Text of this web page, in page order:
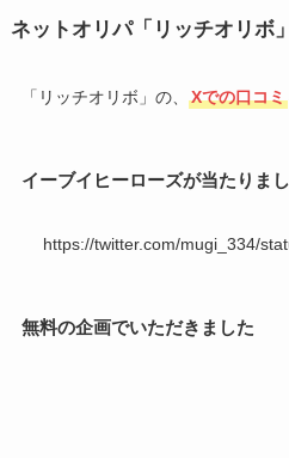
ネットオリパ「リッチオリボ
「リッチオリボ」の、 Xでの口コミ
イーブイヒーローズが当たりまし
https://twitter.com/mugi_334/
無料の企画でいただきました